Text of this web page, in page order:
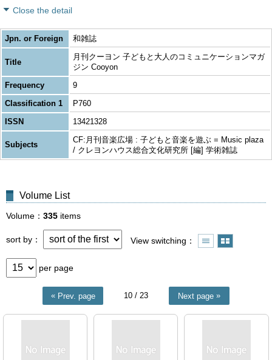
Close the detail
Jpn. or Foreign 和雑誌
Title
月刊クーヨン 子どもと大人のコミュニケーションマガ
ジン Cooyon
Frequency
9
Classification 1
P760
ISSN
13421328
Subjects
CF:月刊音楽広場 : 子どもと音楽を遊ぶ = Music plaza
/ クレヨンハウス総合文化研究所 [編] 学術雑誌
Volume List
Volume 335 items
sort by View switching
per page
Prev. page 10 / 23 Next page